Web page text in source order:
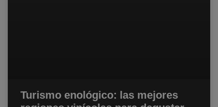
Turismo enológico: las mejores